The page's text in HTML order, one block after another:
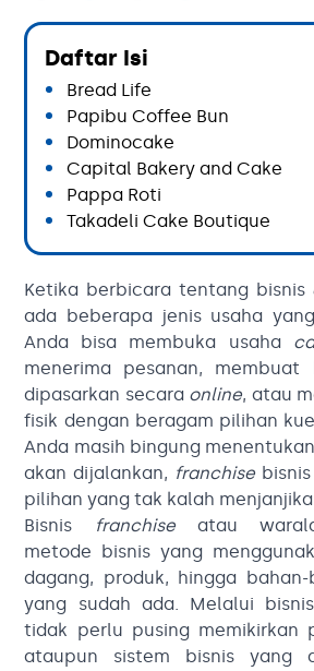
Daftar Isi
Bread Life
Papibu Coffee Bun
Dominocake
Capital Bakery and Cake
Pappa Roti
Takadeli Cake Boutique
Ketika berbicara tentang bisnis
ada beberapa jenis usaha
Anda bisa membuka usaha
menerima pesanan,
dipasarkan secaraonline, atau
fisik dengan beragam pilihan
Anda masih bingung
akan dijalankan, franchise
pilihan yang tak kalah
Bisnis
franchiseatau
metode bisnis yang
dagang, produk, hingga
yang sudah ada. Melalui
tidak perlu pusing memikirkan
ataupun sistem bisnis yang